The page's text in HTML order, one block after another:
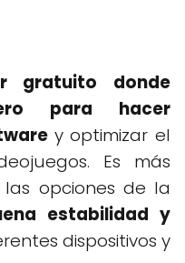
gratuito donde
para hacer
y optimizar el
Es más
opciones de la
estabilidad y
dispositivos y